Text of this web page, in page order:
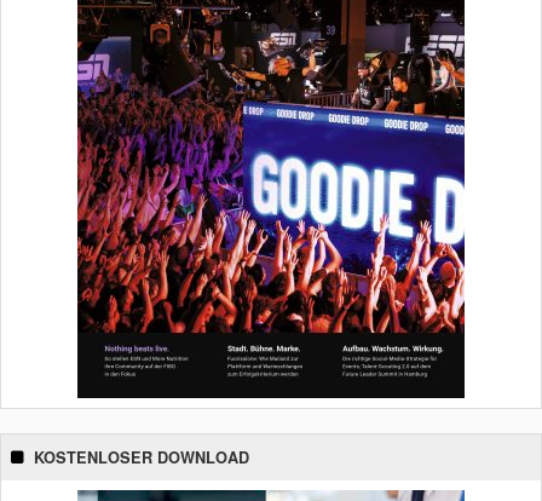
KOSTENLOSER DOWNLOAD